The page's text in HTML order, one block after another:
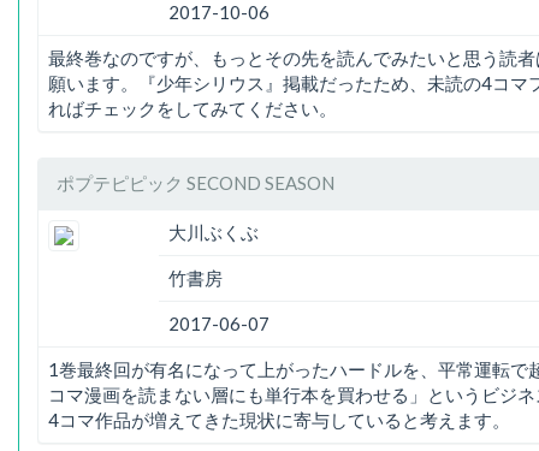
2017-10-06
最終巻なのですが、もっとその先を読んでみたいと思う読
願います。『少年シリウス』掲載だったため、未読の4コ
ればチェックをしてみてください。
ポプテピピック SECOND SEASON
大川ぶくぶ
竹書房
2017-06-07
1巻最終回が有名になって上がったハードルを、平常運転
コマ漫画を読まない層にも単行本を買わせる」というビジ
4コマ作品が増えてきた現状に寄与していると考えます。